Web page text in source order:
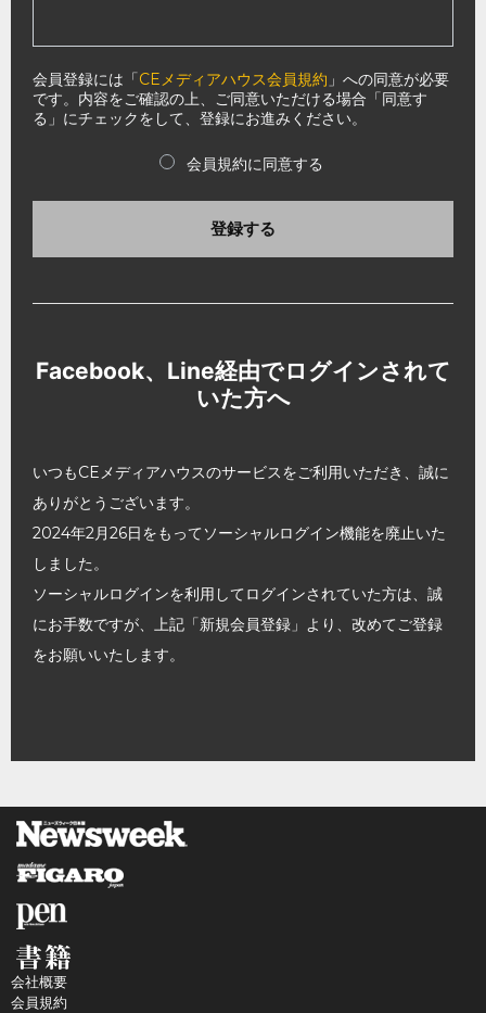
会員登録には「CEメディアハウス会員規約 」への同意が必要
です。内容をご確認の上、ご同意いただける場合「同意す
る」にチェックをして、登録にお進みください。
会員規約に同意する
登録する
Facebook、Line経由でログインされて
いた方へ
いつもCEメディアハウスのサービスをご利用いただき、誠に
ありがとうございます。
2024年2月26日をもってソーシャルログイン機能を廃止いた
しました。
ソーシャルログインを利用してログインされていた方は、誠
にお手数ですが、上記「新規会員登録」より、改めてご登録
をお願いいたします。
会社概要
会員規約